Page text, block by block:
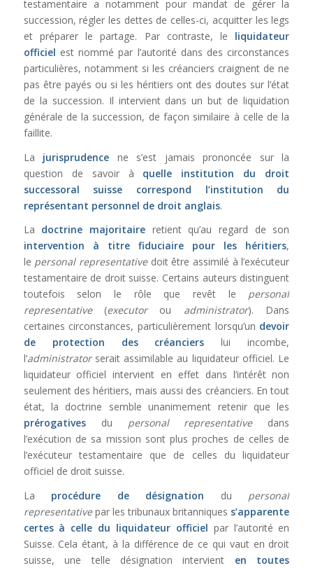
testamentaire a notamment pour mandat de gérer la
succession, régler les dettes de celles-ci, acquitter les legs
et préparer le partage. Par contraste, le liquidateur
officiel est nommé par l’autorité dans des circonstances
particulières, notamment si les créanciers craignent de ne
pas être payés ou si les héritiers ont des doutes sur l’état
de la succession. Il intervient dans un but de liquidation
générale de la succession, de façon similaire à celle de la
faillite.
La jurisprudence ne s’est jamais prononcée sur la
question de savoir à quelle institution du droit
successoral suisse correspond l’institution du
représentant personnel de droit anglais.
La doctrine majoritaireretient qu’au regard de son
intervention à titre fiduciaire pour les héritiers,
le personal representativedoit être assimilé à l’exécuteur
testamentaire de droit suisse. Certains auteurs distinguent
toutefois selon le rôle que revêt le personal
representative(executorou administrator). Dans
certaines circonstances, particulièrement lorsqu’un devoir
de protection des créanciers lui incombe,
l’administratorserait assimilable au liquidateur officiel. Le
liquidateur officiel intervient en effet dans l’intérêt non
seulement des héritiers, mais aussi des créanciers. En tout
état, la doctrine semble unanimement retenir que les
prérogativesdu personal representativedans
l’exécution de sa mission sont plus proches de celles de
l’exécuteur testamentaire que de celles du liquidateur
officiel de droit suisse.
La procédure de désignation du personal
representativepar les tribunaux britanniques s’apparente
certes à celle du liquidateur officiel par l’autorité en
Suisse. Cela étant, à la différence de ce qui vaut en droit
suisse, une telle désignation intervient en toutes